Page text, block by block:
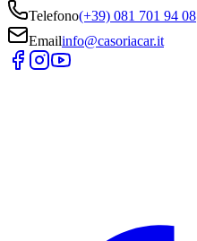
Telefono(+39) 081 701 94 08
Emailinfo@casoriacar.it